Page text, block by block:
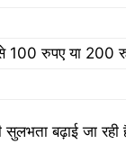
रुपए या 200
बढ़ाई जा रही